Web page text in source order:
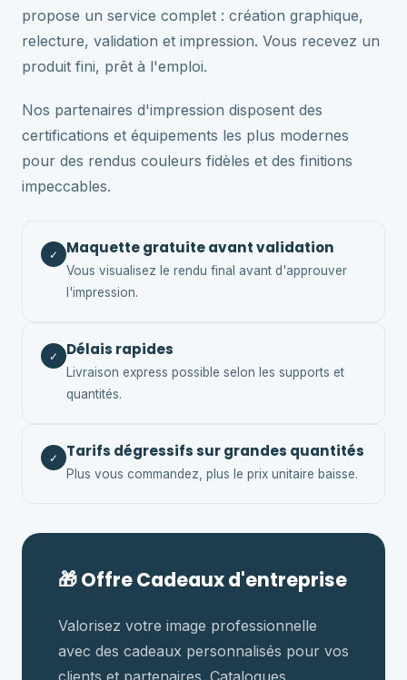
propose un service complet : création graphique,
relecture, validation et impression. Vous recevez un
produit fini, prêt à l'emploi.
Nos partenaires d'impression disposent des
certifications et équipements les plus modernes
pour des rendus couleurs fidèles et des finitions
impeccables.
✓ Maquette gratuite avant validation
Vous visualisez le rendu final avant d'approuver
l'impression.
✓ Délais rapides
Livraison express possible selon les supports et
quantités.
✓ Tarifs dégressifs sur grandes quantités
Plus vous commandez, plus le prix unitaire baisse.
🎁 Offre Cadeaux d'entreprise
Valorisez votre image professionnelle
avec des cadeaux personnalisés pour vos
clients et partenaires. Catalogues